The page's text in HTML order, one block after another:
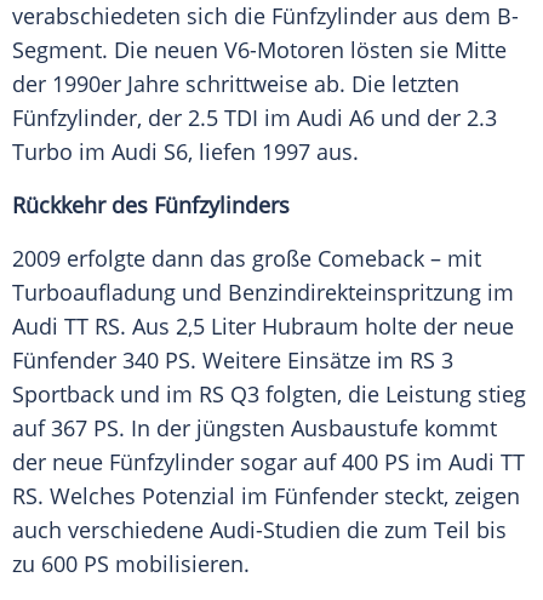
verabschiedeten sich die Fünfzylinder aus dem B-
Segment. Die neuen V6-Motoren lösten sie Mitte
der 1990er Jahre schrittweise ab. Die letzten
Fünfzylinder, der 2.5 TDI im Audi A6 und der 2.3
Turbo im Audi S6, liefen 1997 aus.
Rückkehr des Fünfzylinders
2009 erfolgte dann das große Comeback – mit
Turboaufladung und Benzindirekteinspritzung im
Audi TT RS. Aus 2,5 Liter Hubraum holte der neue
Fünfender 340 PS. Weitere Einsätze im RS 3
Sportback und im RS Q3 folgten, die Leistung stieg
auf 367 PS. In der jüngsten Ausbaustufe kommt
der neue Fünfzylinder sogar auf 400 PS im Audi TT
RS. Welches Potenzial im Fünfender steckt, zeigen
auch verschiedene Audi-Studien die zum Teil bis
zu 600 PS mobilisieren.